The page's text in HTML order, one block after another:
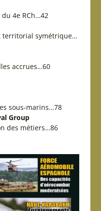
4e RCh…42
territorial symétrique…
accrues…60
sous-marins…78
Group
des métiers…86